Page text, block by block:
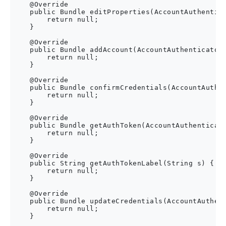
    @Override
public Bundle
        return null;
    }
    @Override
public Bundle
        return null;
    }
    @Override
public Bundle
        return null;
    }
    @Override
public Bundle
        return null;
    }
    @Override
    public String getAuthTokenLabel(String s) {
        return null;
    }
    @Override
public Bundle
        return null;
    }